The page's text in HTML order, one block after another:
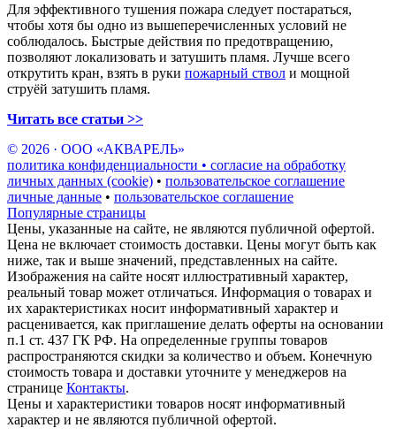
Для эффективного тушения пожара следует постараться,
чтобы хотя бы одно из вышеперечисленных условий не
соблюдалось. Быстрые действия по предотвращению,
позволяют локализовать и затушить пламя. Лучше всего
открутить кран, взять в руки пожарный ствол и мощной
струёй затушить пламя.
Читать все статьи >>
© 2026 · ООО «АКВАРЕЛЬ»
политика конфиденциальности • согласие на обработку
личных данных (cookie) • пользовательское соглашение
личные данные • пользовательское соглашение
Популярные страницы
Цены, указанные на сайте, не являются публичной офертой.
Цена не включает стоимость доставки. Цены могут быть как
ниже, так и выше значений, представленных на сайте.
Изображения на сайте носят иллюстративный характер,
реальный товар может отличаться. Информация о товарах и
их характеристиках носит информативный характер и
расценивается, как приглашение делать оферты на основании
п.1 ст. 437 ГК РФ. На определенные группы товаров
распространяются скидки за количество и объем. Конечную
стоимость товара и доставки уточните у менеджеров на
странице Контакты.
Цены и характеристики товаров носят информативный
характер и не являются публичной офертой.